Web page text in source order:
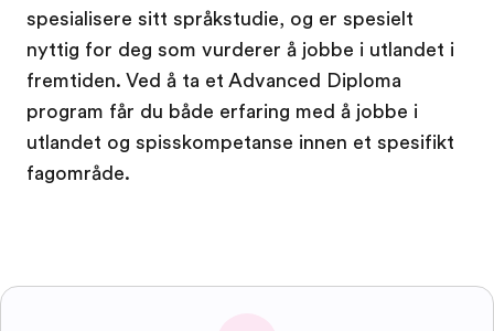
spesialisere sitt språkstudie, og er spesielt
nyttig for deg som vurderer å jobbe i utlandet i
fremtiden. Ved å ta et Advanced Diploma
program får du både erfaring med å jobbe i
utlandet og spisskompetanse innen et spesifikt
fagområde.